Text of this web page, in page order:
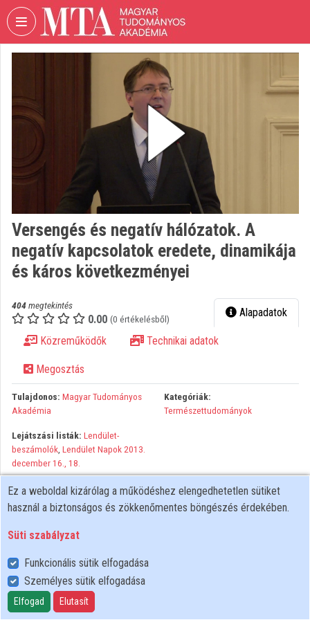
Fejléc kihagyása Menü kihagyása Tartalom kihagyása
MAGYAR
TUDOMÁNYOS
AKADÉMIA
Intézményi kezdőlap
Bejelentkezés
Kategóriák
Intézményi listák
Intézmények
Közreműködők
Versengés és negatív hálózatok. A
negatív kapcsolatok eredete, dinamikája
és káros következményei
404megtekintés
0.00 (0 értékelésből) Alapadatok
Közreműködők Technikai adatok
Megosztás
Tulajdonos: Magyar Tudományos
Akadémia
Kategóriák:
Természettudományok
Lejátszási listák: Lendület-
beszámolók, Lendület Napok 2013.
december 16., 18.
Felhasználói szabályzat
Adatkezelési tájékoztató
Süti szabályzat
Ez a weboldal kizárólag a működéshez elengedhetetlen sütiket
használ a biztonságos és zökkenőmentes böngészés érdekében.
Süti szabályzat
Funkcionális sütik elfogadása
Személyes sütik elfogadása
Elfogad Elutasít